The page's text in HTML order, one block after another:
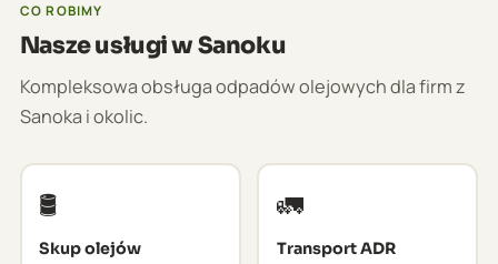
CO ROBIMY
Nasze usługi w Sanoku
Kompleksowa obsługa odpadów olejowych dla firm z
Sanoka i okolic.
🛢️
Skup olejów
🚛
Transport ADR